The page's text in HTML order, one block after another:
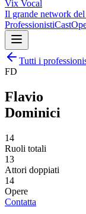
Vix Vocal
Il grande network
ProfessionistiCast
Tutti i
FD
Flavio
Dominici
14
Ruoli totali
13
Attori doppiati
14
Opere
Contatta